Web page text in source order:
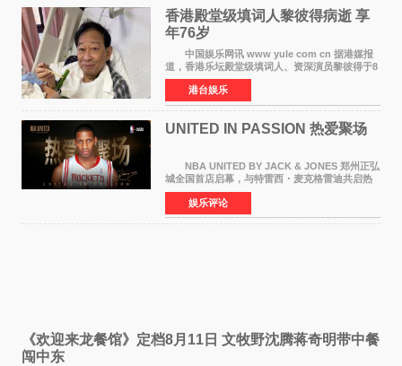
香港殿堂级填词人黎彼得病逝 享
年76岁​
中国娱乐网讯 www yule com cn 据港媒报
道，香港乐坛殿堂级填词人、资深演员黎彼得于8
月5日上午因病离世，终年76岁。好友钟志光透
露，黎彼得今年3月中风后便卧床休养，身体机能
持续衰退，最
港台娱乐
UNITED IN PASSION 热爱聚场
NBA UNITED BY JACK & JONES 郑州正弘
城全国首店启幕，与特雷西・麦克格雷迪共启热
爱 2026 年7 月21 日，
NBAUNITEDBYJACK&JONES 全国首店，于郑
州正弘城正式启幕。NBA 传奇球星
娱乐评论
《欢迎来龙餐馆》定档8月11日 文牧野沈腾蒋奇明带中餐
闯中东